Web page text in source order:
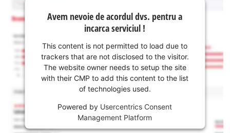
Avem nevoie de acordul dvs. pentru a
incarca serviciul !
This content is not permitted to load due to
trackers that are not disclosed to the visitor.
The website owner needs to setup the site
with their CMP to add this content to the list
of technologies used.
Powered by Usercentrics Consent
Management Platform